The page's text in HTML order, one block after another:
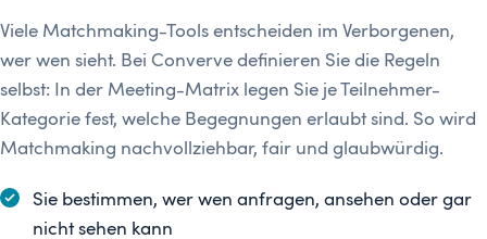
Viele Matchmaking-Tools entscheiden im Verborgenen,
wer wen sieht. Bei Converve definieren Sie die Regeln
selbst: In der Meeting-Matrix legen Sie je Teilnehmer-
Kategorie fest, welche Begegnungen erlaubt sind. So wird
Matchmaking nachvollziehbar, fair und glaubwürdig.
Sie bestimmen, wer wen anfragen, ansehen oder gar
nicht sehen kann